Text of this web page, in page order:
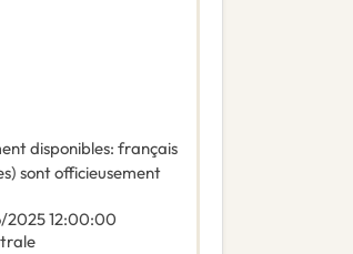
disponibles: français
sont officieusement
202512:00:00